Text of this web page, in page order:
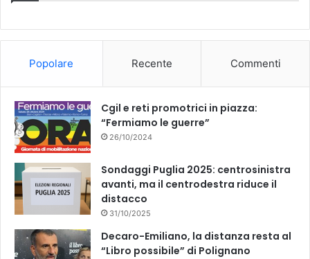
k
Popolare Recente Commenti
Cgil e reti promotrici in piazza:
“Fermiamo le guerre”
26/10/2024
Sondaggi Puglia 2025: centrosinistra
avanti, ma il centrodestra riduce il
distacco
31/10/2025
Decaro-Emiliano, la distanza resta al
“Libro possibile” di Polignano